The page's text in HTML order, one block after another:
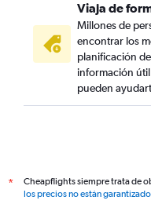
Viaja de
Millones de
encontrar los
planificación
información
pueden
*
Cheapflights siempre trata de
los precios no están